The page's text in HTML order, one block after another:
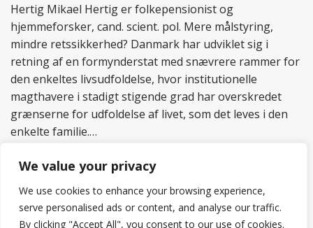
We value your privacy
We use cookies to enhance your browsing experience,
serve personalised ads or content, and analyse our traffic.
By clicking "Accept All", you consent to our use of cookies.
Hertig Mikael Hertig er folkepensionist og
hjemmeforsker, cand. scient. pol. Mere målstyring,
mindre retssikkerhed? Danmark har udviklet sig i
retning af en formynderstat med snævrere rammer for
den enkeltes livsudfoldelse, hvor institutionelle
magthavere i stadigt stigende grad har overskredet
grænserne for udfoldelse af livet, som det leves i den
enkelte familie.…
Read more